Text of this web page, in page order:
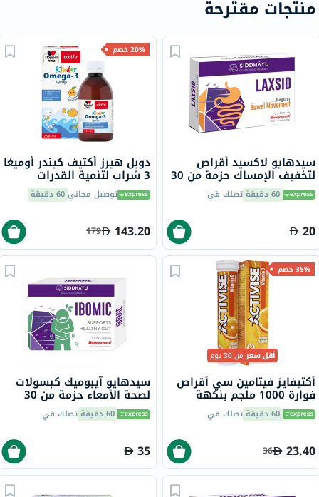
منتجات مقترحة
سيدهايو لاكسيد أقراص
لتخفيف الإمساك حزمة من 30
60 دقيقة تصلك في
20
20% خصم
دوبل هيرز أكتيف كيندر أوميغا
3 شراب لتنمية القدرات
الإدراكية للأطفال 250 مل
توصيل مجاني60 دقيقة
143.20
179
35% خصم
أقل سعرمن 30 يوم
أكتيفايز فيتامين سي أقراص
فوارة 1000 ملجم بنكهة
البرتقال حزمة من 20
60 دقيقة تصلك في
23.40
36
سيدهايو آيبوميك كبسولات
لصحة الأمعاء حزمة من 30
60 دقيقة تصلك في
35